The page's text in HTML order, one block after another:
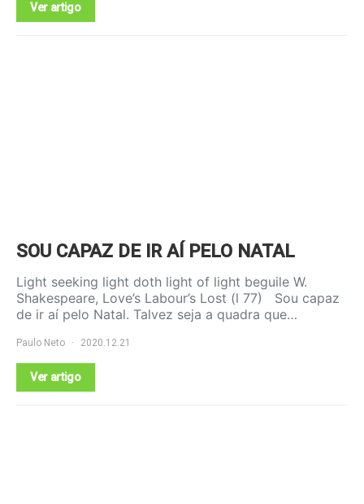
Ver artigo
SOU CAPAZ DE IR AÍ PELO NATAL
Light seeking light doth light of light beguile W.
Shakespeare, Love’s Labour’s Lost (l 77) Sou capaz
de ir aí pelo Natal. Talvez seja a quadra que…
Paulo Neto 2020.12.21
Ver artigo